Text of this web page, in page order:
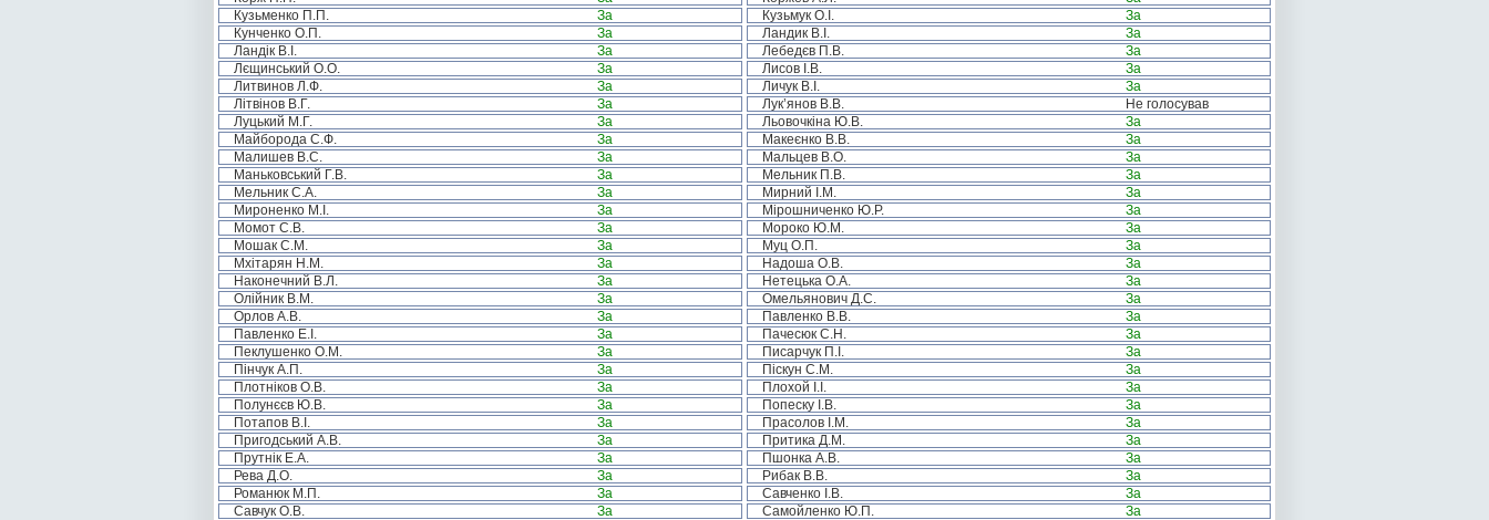
Кузьменко П.П.
За Кузьмук О.І.
За
Кунченко О.П.
За Ландик В.І.
За
Ландік В.І.
За Лебедєв П.В.
За
Лєщинський О.О.
За Лисов І.В.
За
Литвинов Л.Ф.
За Личук В.І.
За
Літвінов В.Г.
За Лук’янов В.В.
Не голосував
Луцький М.Г.
За Льовочкіна Ю.В.
За
Майборода С.Ф.
За Макеєнко В.В.
За
Малишев В.С.
За Мальцев В.О.
За
Маньковський Г.В.
За Мельник П.В.
За
Мельник С.А.
За Мирний І.М.
За
Мироненко М.І.
За Мірошниченко Ю.Р.
За
Момот С.В.
За Мороко Ю.М.
За
Мошак С.М.
За Муц О.П.
За
Мхітарян Н.М.
За Надоша О.В.
За
Наконечний В.Л.
За Нетецька О.А.
За
Олійник В.М.
За Омельянович Д.С.
За
Орлов А.В.
За Павленко В.В.
За
Павленко Е.І.
За Пачесюк С.Н.
За
Пеклушенко О.М.
За Писарчук П.І.
За
Пінчук А.П.
За Піскун С.М.
За
Плотніков О.В.
За Плохой І.І.
За
Полунєєв Ю.В.
За Попеску І.В.
За
Потапов В.І.
За Прасолов І.М.
За
Пригодський А.В.
За Притика Д.М.
За
Прутнік Е.А.
За Пшонка А.В.
За
Рева Д.О.
За Рибак В.В.
За
Романюк М.П.
За Савченко І.В.
За
Савчук О.В.
За Самойленко Ю.П.
За